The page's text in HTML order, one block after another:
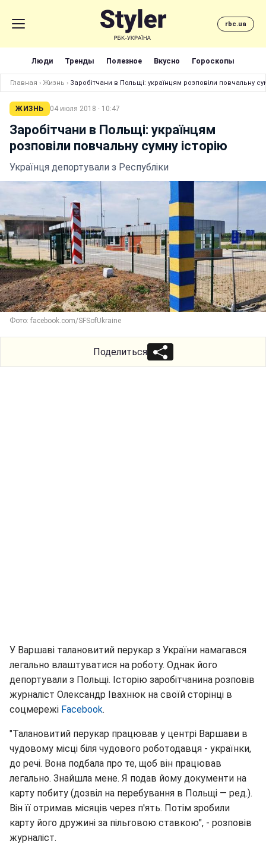
rbc.ua
Люди Тренды Полезное Вкусно Гороскопы
Главная › Жизнь › Заробітчани в Польщі: українцям розповіли повчальну
ЖИЗНЬ 04 июля 2018 · 10:47
Заробітчани в Польщі: українцям
розповіли повчальну сумну історію
Українця депортували з Республіки
Фото: facebook.com/SFSofUkraine
Поделиться
У Варшаві талановитий перукар з України намагався
легально влаштуватися на роботу. Однак його
депортували з Польщі. Історію заробітчанина розповів
журналіст Олександр Івахнюк на своїй сторінці в
соцмережі Facebook.
"Талановитий перукар працював у центрі Варшави в
чудовому місці біля чудового роботодавця - українки,
до речі. Вона подбала про те, щоб він працював
легально. Знайшла мене. Я подав йому документи на
карту побиту (дозвіл на перебування в Польщі — ред.).
Він її отримав місяців через п'ять. Потім зробили
карту його дружині за пільговою ставкою", - розповів
журналіст.